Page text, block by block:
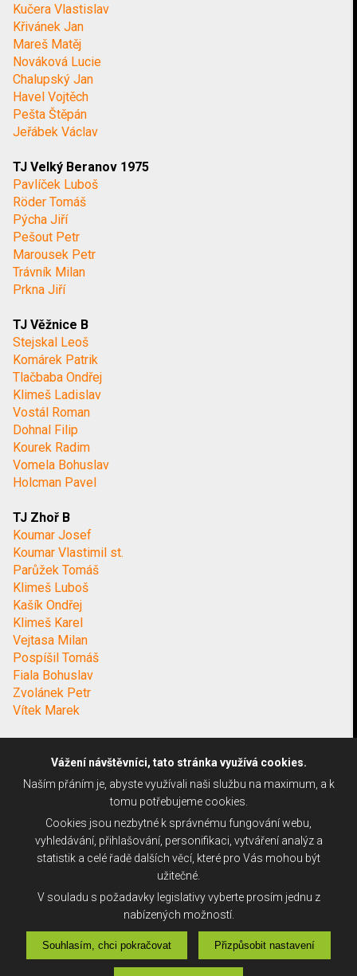
Kučera Vlastislav
Křivánek Jan
Mareš Matěj
Nováková Lucie
Chalupský Jan
Havel Vojtěch
Pešta Štěpán
Jeřábek Václav
TJ Velký Beranov 1975
Pavlíček Luboš
Röder Tomáš
Pýcha Jiří
Pešout Petr
Marousek Petr
Trávník Milan
Prkna Jiří
TJ Věžnice B
Stejskal Leoš
Komárek Patrik
Tlačbaba Ondřej
Klimeš Ladislav
Vostál Roman
Dohnal Filip
Kourek Radim
Vomela Bohuslav
Holcman Pavel
TJ Zhoř B
Koumar Josef
Koumar Vlastimil st.
Parůžek Tomáš
Klimeš Luboš
Kašík Ondřej
Klimeš Karel
Vejtasa Milan
Pospíšil Tomáš
Fiala Bohuslav
Zvolánek Petr
Vítek Marek
Vážení návštěvníci, tato stránka využívá cookies.
Naším přáním je, abyste využívali naši službu na maximum, a k
tomu potřebujeme cookies.
Cookies jsou nezbytné k správnému fungování webu,
vyhledávání, přihlašování, personifikaci, vytváření analýz a
statistik a celé řadě dalších věcí, které pro Vás mohou být
užitečné.
V souladu s požadavky legislativy vyberte prosím jednu z
nabízených možností.
Souhlasím, chci pokračovat Přizpůsobit nastavení